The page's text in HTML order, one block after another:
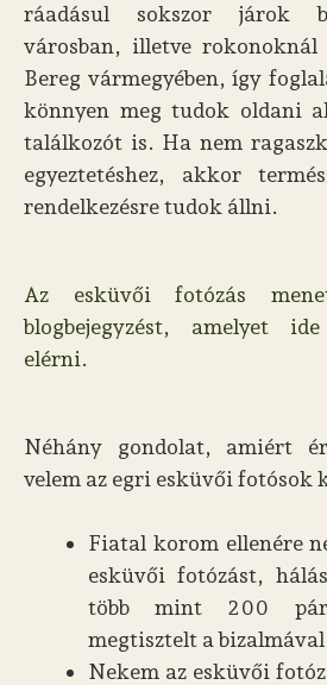
ráadásul sokszor járok
városban, illetve rokonoknál
Bereg vármegyében, így
könnyen meg tudok oldani
találkozót is. Ha nem
egyeztetéshez, akkor
rendelkezésre tudok állni.
Az esküvői fotózás
blogbejegyzést, amelyet
elérni.
Néhány gondolat, amiért
velem az egri esküvői fotósok
Fiatal korom ellenére
esküvői fotózást,
több mint 200
megtisztelt a
Nekem az esküvői